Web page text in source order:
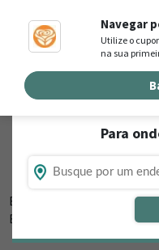
Navegar
Utilize o
na sua
Busca de produtos
Buscar por endereço de
Para
Flores, Cestas e
Chupinguaia -
Está procurando loja de
Então, navegue na Nova